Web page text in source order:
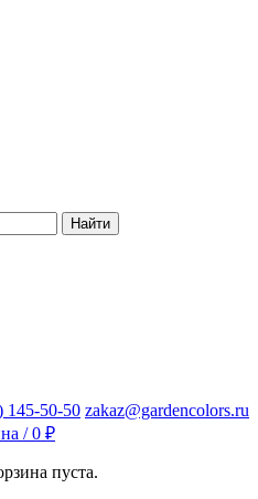
Найти
145-50-50 zakaz@gardencolors.ru
/0 ₽
пуста.